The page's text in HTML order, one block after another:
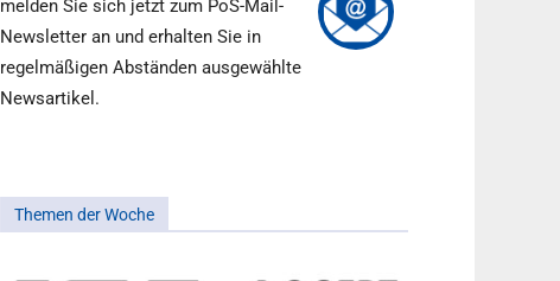
melden Sie sich jetzt zum PoS-Mail-
Newsletter an und erhalten Sie in
regelmäßigen Abständen ausgewählte
Newsartikel.
Themen der Woche